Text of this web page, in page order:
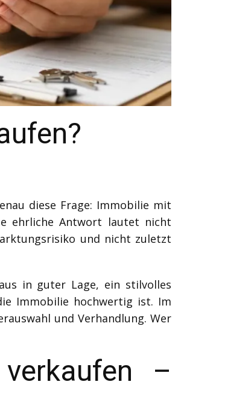
diese Frage: Immobilie mit
ehrliche Antwort lautet nicht
und nicht zuletzt
in guter Lage, ein stilvolles
Immobilie hochwertig ist. Im
und Verhandlung. Wer
–